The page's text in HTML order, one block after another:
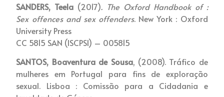
SANDERS, Teela (2017). The Oxford Handbook of :
Sex offences and sex offenders. New York : Oxford
University Press
CC 5815 SAN (ISCPSI) – 005815
SANTOS, Boaventura de Sousa, (2008). Tráfico de
mulheres em Portugal para fins de exploração
sexual. Lisboa : Comissão para a Cidadania e